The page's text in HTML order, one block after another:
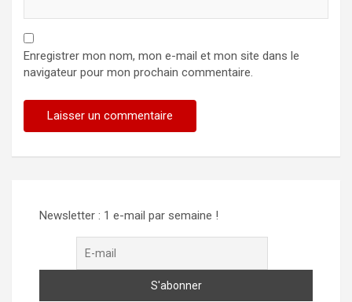
Enregistrer mon nom, mon e-mail et mon site dans le
navigateur pour mon prochain commentaire.
Newsletter : 1 e-mail par semaine !